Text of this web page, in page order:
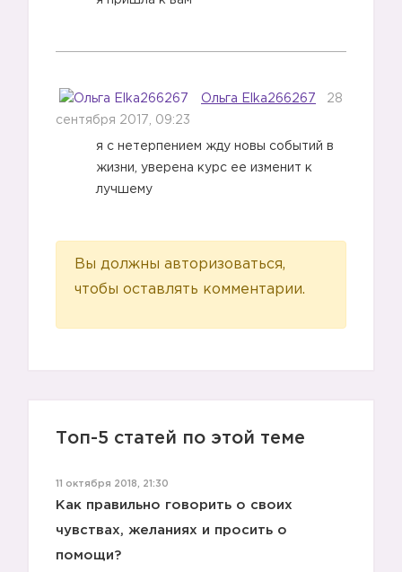
1️⃣
Ольга Elka266267 28
сентября 2017, 09:23
я с нетерпением жду новы событий в
жизни, уверена курс ее изменит к
лучшему
Вы должны авторизоваться,
чтобы оставлять комментарии.
Топ-5 статей по этой теме
11 октября 2018, 21:30
Как правильно говорить о своих
чувствах, желаниях и просить о
помощи?